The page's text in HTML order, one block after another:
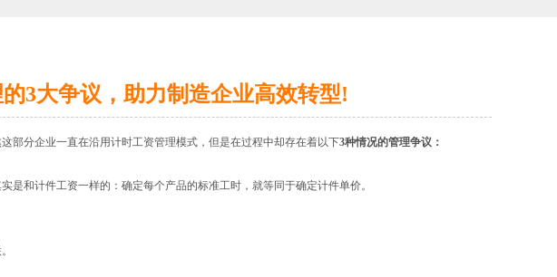
3大争议，助力制造企业高效转型!
部分企业一直在沿用计时工资管理模式，但是在过程中却存在着以下3种情况的管理争议：
和计件工资一样的：确定每个产品的标准工时，就等同于确定计件单价。